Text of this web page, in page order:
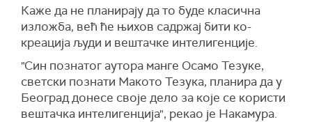
Каже да не планирају да то буде класична
изложба, већ ће њихов садржај бити ко-
креација људи и вештачке интелигенције.
"Син познатог аутора манге Осамо Тезуке,
светски познати Макото Тезука, планира да у
Београд донесе своје дело за које се користи
вештачка интелигенција", рекао је Накамура.